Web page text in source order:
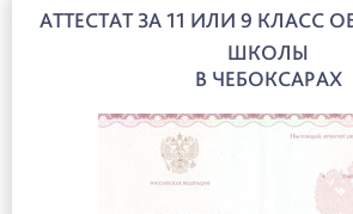
АТТЕСТАТ ЗА 11 ИЛИ 9 КЛАСС
ШКОЛЫ
В ЧЕБОКСАРАХ